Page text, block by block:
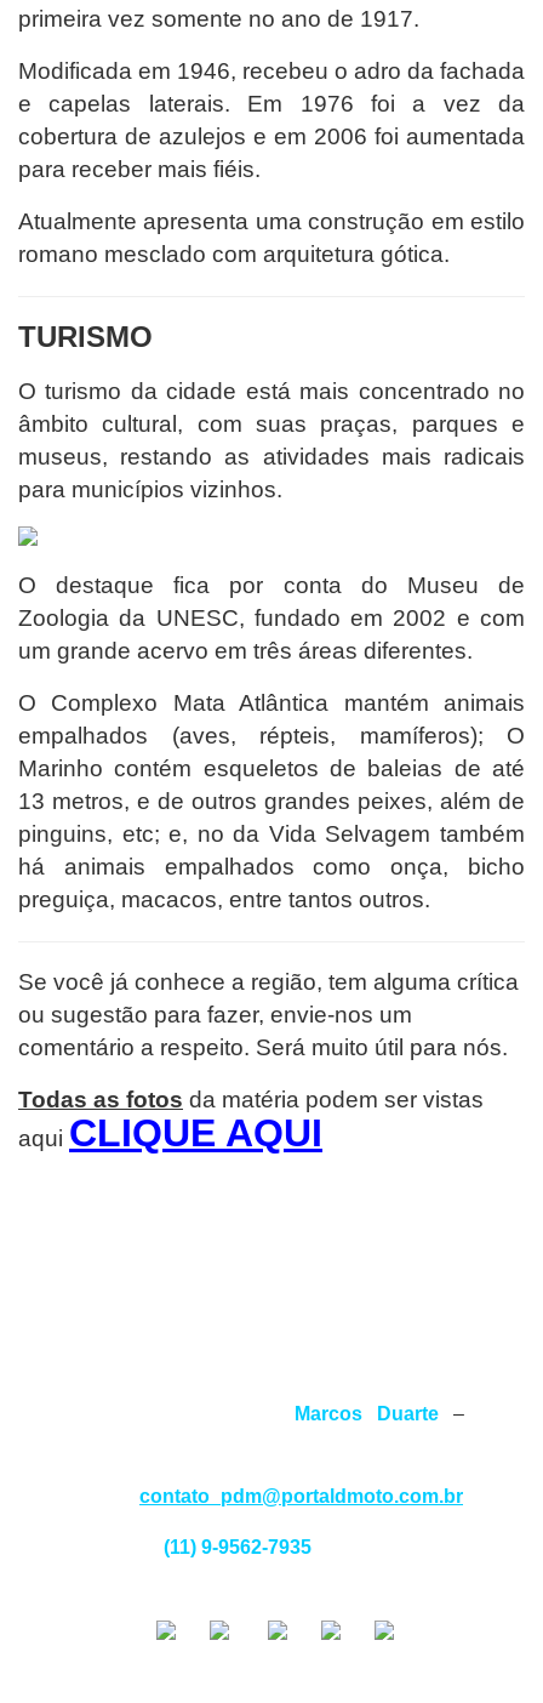
primeira vez somente no ano de 1917.
Modificada em 1946, recebeu o adro da fachada
e capelas laterais. Em 1976 foi a vez da
cobertura de azulejos e em 2006 foi aumentada
para receber mais fiéis.
Atualmente apresenta uma construção em estilo
romano mesclado com arquitetura gótica.
TURISMO
O turismo da cidade está mais concentrado no
âmbito cultural, com suas praças, parques e
museus, restando as atividades mais radicais
para municípios vizinhos.
O destaque fica por conta do Museu de
Zoologia da UNESC, fundado em 2002 e com
um grande acervo em três áreas diferentes.
O Complexo Mata Atlântica mantém animais
empalhados (aves, répteis, mamíferos); O
Marinho contém esqueletos de baleias de até
13 metros, e de outros grandes peixes, além de
pinguins, etc; e, no da Vida Selvagem também
há animais empalhados como onça, bicho
preguiça, macacos, entre tantos outros.
Se você já conhece a região, tem alguma crítica
ou sugestão para fazer, envie-nos um
comentário a respeito. Será muito útil para nós.
Todas as fotos da matéria podem ser vistas
aqui CLIQUE AQUI
Marcos Duarte –
contato_pdm@portaldmoto.com.br
Whats app:(11) 9-9562-7935